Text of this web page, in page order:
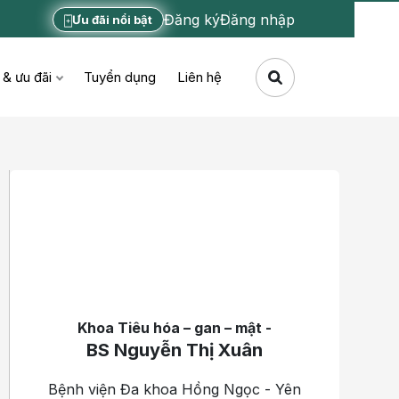
Ưu đãi nổi bật Đăng kýĐăng nhập
ưu đãi Tuyển dụng Liên hệ
Khoa Tiêu hóa – gan – mật -
BS Nguyễn Thị Xuân
Bệnh viện Đa khoa Hồng Ngọc - Yên